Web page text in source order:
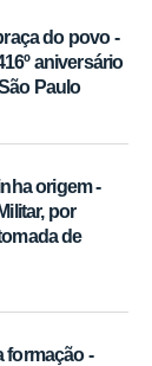
do povo -
aniversário
Paulo
origem -
por
de
formação -